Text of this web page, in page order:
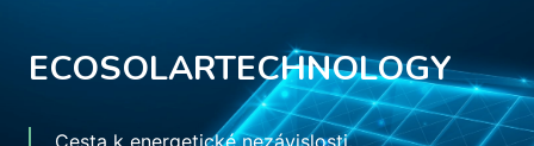
ECOSOLARTECHNOLOGY
Cesta k energetické nezávislosti.